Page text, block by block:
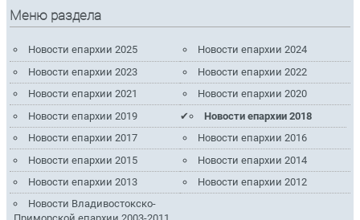
Меню раздела
Новости епархии 2025
Новости епархии 2024
Новости епархии 2023
Новости епархии 2022
Новости епархии 2021
Новости епархии 2020
Новости епархии 2019
Новости епархии 2018
Новости епархии 2017
Новости епархии 2016
Новости епархии 2015
Новости епархии 2014
Новости епархии 2013
Новости епархии 2012
Новости Владивостокско-